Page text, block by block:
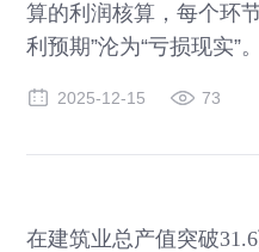
算的利润核算，每个环
利预期”沦为“亏损现实”。
2025-12-15 73
在建筑业总产值突破